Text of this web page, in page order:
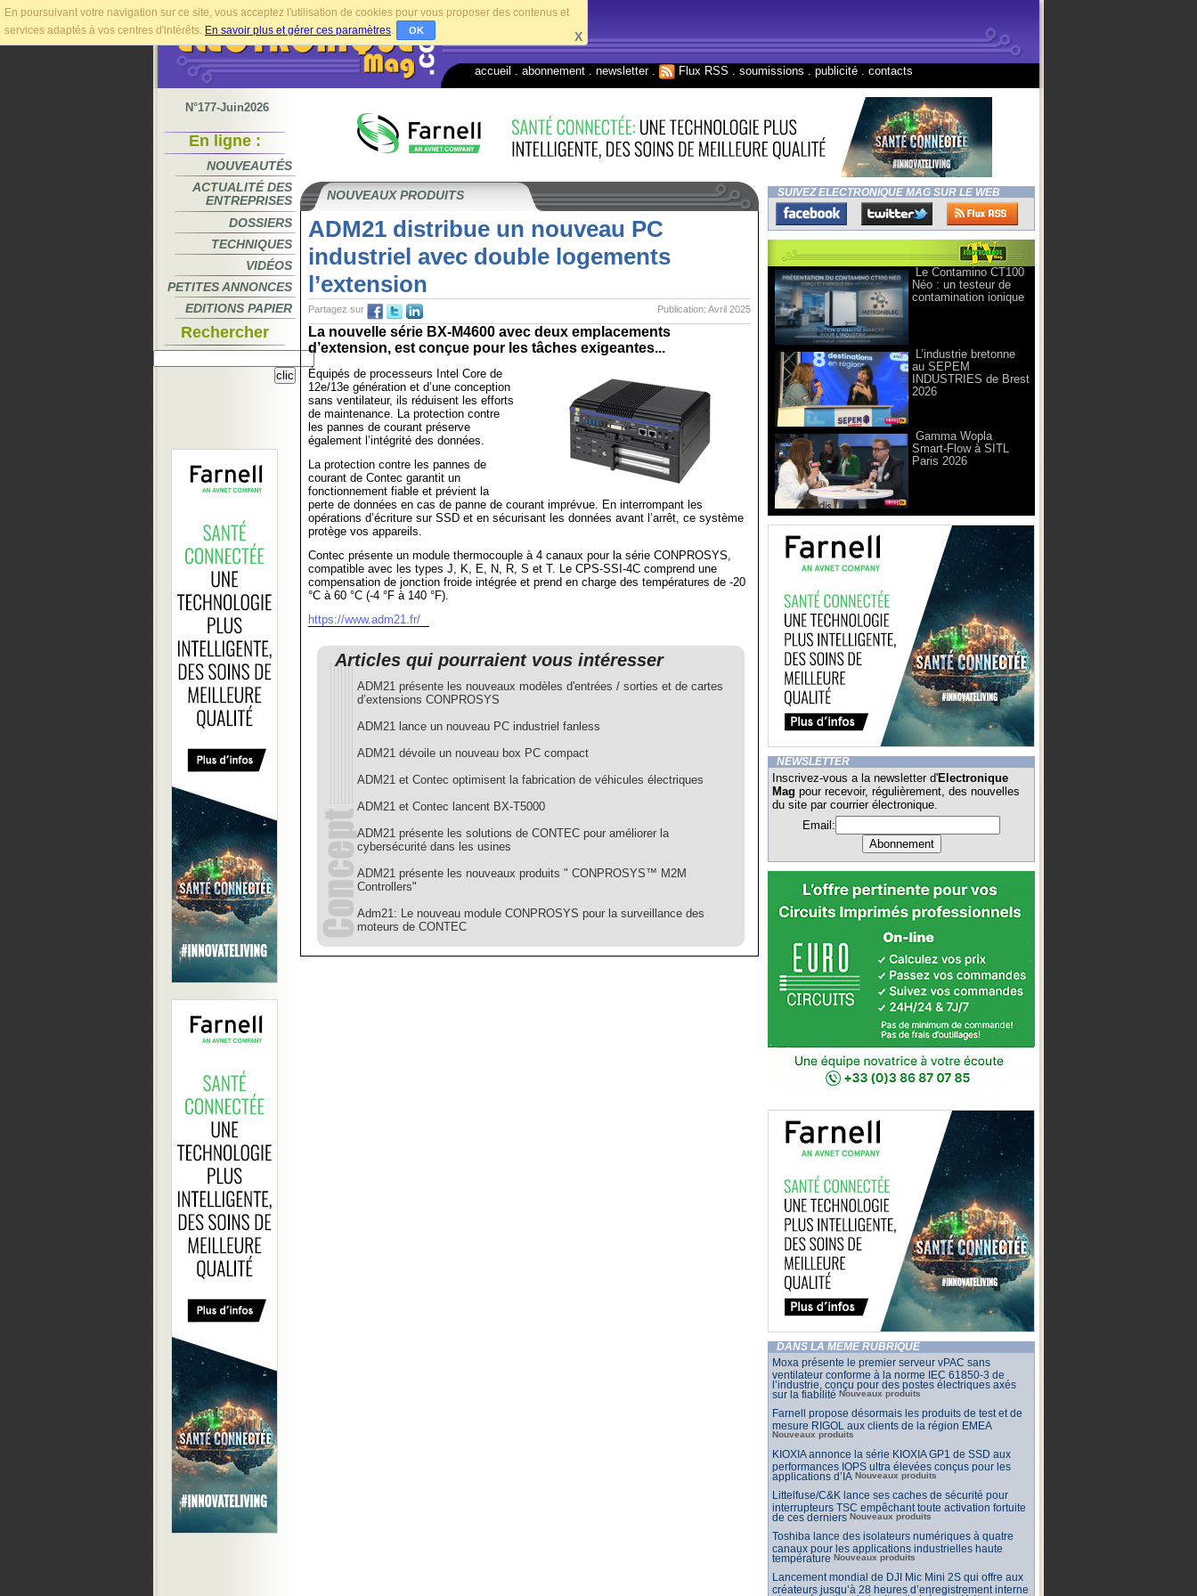
En poursuivant votre navigation sur ce site, vous acceptez l'utilisation de cookies pour vous proposer des contenus et
services adaptés à vos centres d'intérêts. En savoir plus et gérer ces paramètres. OK X
accueil abonnement newsletter. Flux RSS soumissions publicité contacts
N°177-Juin2026
En ligne :
NOUVEAUTÉS
ACTUALITÉ DES
ENTREPRISES
DOSSIERS
TECHNIQUES
VIDÉOS
PETITES ANNONCES
EDITIONS PAPIER
Rechercher
NOUVEAUX PRODUITS
ADM21 distribue un nouveau PC
industriel avec double logements
l’extension
Publication: Avril 2025
Partagez sur
La nouvelle série BX-M4600 avec deux emplacements
d’extension, est conçue pour les tâches exigeantes...
Équipés de processeurs Intel Core de
12e/13e génération et d’une conception
sans ventilateur, ils réduisent les efforts
de maintenance. La protection contre
les pannes de courant préserve
également l’intégrité des données.
La protection contre les pannes de
courant de Contec garantit un
fonctionnement fiable et prévient la
perte de données en cas de panne de courant imprévue. En interrompant les
opérations d’écriture sur SSD et en sécurisant les données avant l’arrêt, ce système
protège vos appareils.
Contec présente un module thermocouple à 4 canaux pour la série CONPROSYS,
compatible avec les types J, K, E, N, R, S et T. Le CPS-SSI-4C comprend une
compensation de jonction froide intégrée et prend en charge des températures de -20
°C à 60 °C (-4 °F à 140 °F).
https://www.adm21.fr/
Articles qui pourraient vous intéresser
ADM21 présente les nouveaux modèles d'entrées / sorties et de cartes
d’extensions CONPROSYS
ADM21 lance un nouveau PC industriel fanless
ADM21 dévoile un nouveau box PC compact
ADM21 et Contec optimisent la fabrication de véhicules électriques
ADM21 et Contec lancent BX-T5000
ADM21 présente les solutions de CONTEC pour améliorer la
cybersécurité dans les usines
ADM21 présente les nouveaux produits " CONPROSYS™ M2M
Controllers"
Adm21: Le nouveau module CONPROSYS pour la surveillance des
moteurs de CONTEC
SUIVEZ ELECTRONIQUE MAG SUR LE WEB
Le Contamino CT100
Néo : un testeur de
contamination ionique
L’industrie bretonne
au SEPEM
INDUSTRIES de Brest
2026
Gamma Wopla
Smart-Flow à SITL
Paris 2026
NEWSLETTER
Inscrivez-vous a la newsletter d'Electronique
Mag pour recevoir, régulièrement, des nouvelles
du site par courrier électronique.
Email:
DANS LA MÊME RUBRIQUE
Moxa présente le premier serveur vPAC sans
ventilateur conforme à la norme IEC 61850-3 de
l’industrie, conçu pour des postes électriques axés
sur la fiabilité Nouveaux produits
Farnell propose désormais les produits de test et de
mesure RIGOL aux clients de la région EMEA
Nouveaux produits
KIOXIA annonce la série KIOXIA GP1 de SSD aux
performances IOPS ultra élevées conçus pour les
applications d’IA Nouveaux produits
Littelfuse/C&K lance ses caches de sécurité pour
interrupteurs TSC empêchant toute activation fortuite
de ces derniers Nouveaux produits
Toshiba lance des isolateurs numériques à quatre
canaux pour les applications industrielles haute
température Nouveaux produits
Lancement mondial de DJI Mic Mini 2S qui offre aux
créateurs jusqu’à 28 heures d’enregistrement interne